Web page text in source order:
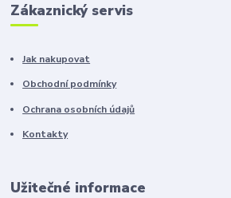
Zákaznický servis
Jak nakupovat
Obchodní podmínky
Ochrana osobních údajů
Kontakty
Užitečné informace